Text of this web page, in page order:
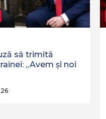
să trimită
„Avem și noi